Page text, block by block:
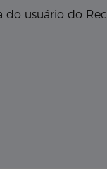
do usuário do